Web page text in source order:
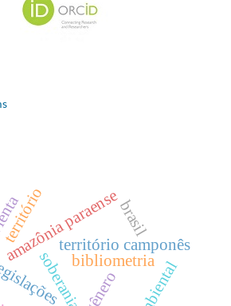
território camponês
amazônia paraense
território
gênero
bibliometria
brasil